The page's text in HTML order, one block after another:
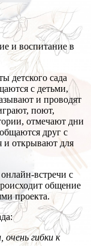
и воспитание в
детского сада
с детьми,
и проводят
поют,
отмечают дни
друг с
и открывают для
встречи с
общение
проекта.
гибки к